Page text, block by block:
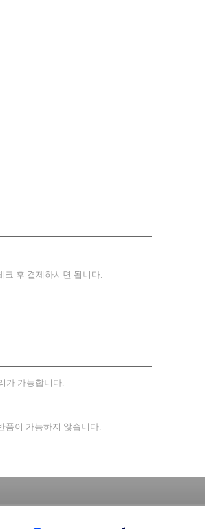
크 후 결제하시면 됩니다.
가 가능합니다.
품이 가능하지 않습니다.